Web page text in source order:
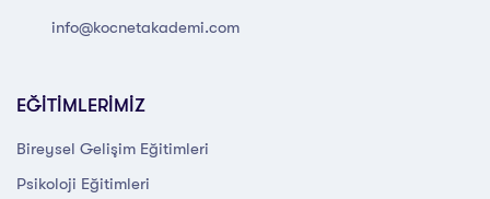
info@kocnetakademi.com
EĞİTİMLERİMİZ
Bireysel Gelişim Eğitimleri
Psikoloji Eğitimleri